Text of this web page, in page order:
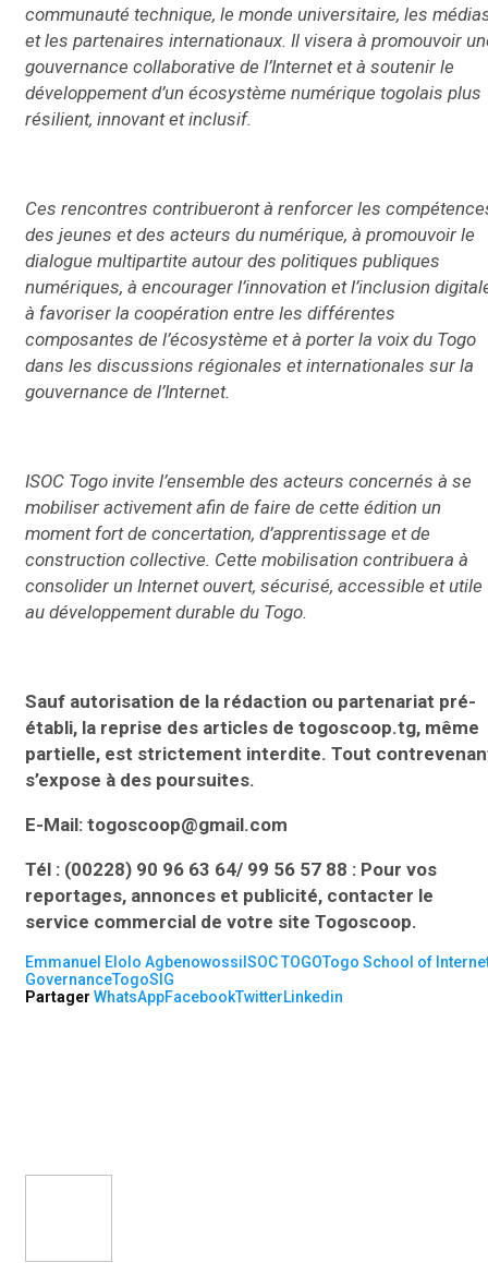
communauté technique, le monde universitaire, les
et les partenaires internationaux. Il visera à promouvoir
gouvernance collaborative de l’Internet et à soutenir le
développement d’un écosystème numérique togolais plus
résilient, innovant et inclusif.
Ces rencontres contribueront à renforcer les
des jeunes et des acteurs du numérique, à promouvoir le
dialogue multipartite autour des politiques publiques
numériques, à encourager l’innovation et l’inclusion
à favoriser la coopération entre les différentes
composantes de l’écosystème et à porter la voix du Togo
dans les discussions régionales et internationales sur la
gouvernance de l’Internet.
ISOC Togo invite l’ensemble des acteurs concernés à se
mobiliser activement afin de faire de cette édition un
moment fort de concertation, d’apprentissage et de
construction collective. Cette mobilisation contribuera à
consolider un Internet ouvert, sécurisé, accessible et utile
au développement durable du Togo.
Sauf autorisation de la rédaction ou partenariat pré-
établi, la reprise des articles de togoscoop.tg, même
partielle, est strictement interdite. Tout
s’expose à des poursuites.
E-Mail: togoscoop@gmail.com
Tél : (00228) 90 96 63 64/ 99 56 57 88 : Pour vos
reportages, annonces et publicité, contacter le
service commercial de votre site Togoscoop.
Emmanuel Elolo AgbenowossiISOC TOGOTogo School of
GovernanceTogoSIG
Partager WhatsAppFacebookTwitterLinkedin